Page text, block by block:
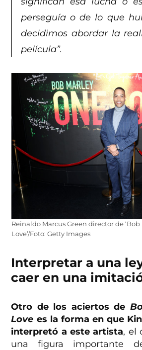
perseguía o de lo que
decidimos abordar la
película”.
Reinaldo Marcus Green director de ‘Bob
Love’/Foto: Getty Images
Interpretar a una
caer en una
Otro de los aciertos de
Love es la forma en que
interpretó a este artista, el
una figura importante